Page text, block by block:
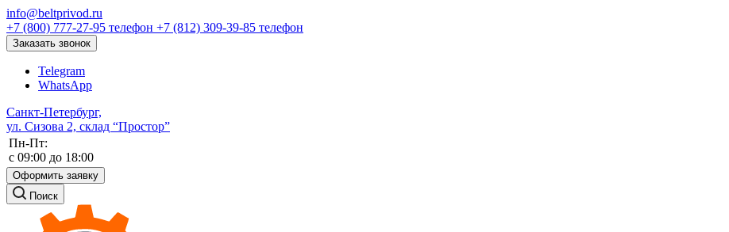
info@beltprivod.ru
+7 (800) 777-27-95 телефон +7 (812) 309-39-85 телефон
Заказать звонок
Telegram
WhatsApp
Санкт-Петербург,
ул. Сизова 2, склад “Простор”
Пн-Пт:
c 09:00 до 18:00
Оформить заявку
Поиск